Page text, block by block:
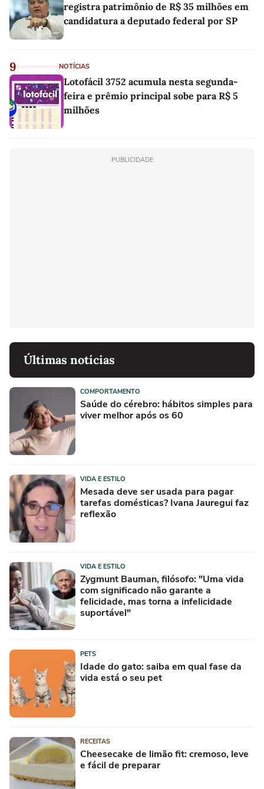
registra patrimônio de R$ 35 milhões em
candidatura a deputado federal por SP
9 NOTÍCIAS
Lotofácil 3752 acumula nesta segunda-
feira e prêmio principal sobe para R$ 5
milhões
PUBLICIDADE
Últimas notícias
COMPORTAMENTO
Saúde do cérebro: hábitos simples para
viver melhor após os 60
VIDA E ESTILO
Mesada deve ser usada para pagar
tarefas domésticas? Ivana Jauregui faz
reflexão
VIDA E ESTILO
Zygmunt Bauman, filósofo: "Uma vida
com significado não garante a
felicidade, mas torna a infelicidade
suportável"
PETS
Idade do gato: saiba em qual fase da
vida está o seu pet
RECEITAS
Cheesecake de limão fit: cremoso, leve
e fácil de preparar